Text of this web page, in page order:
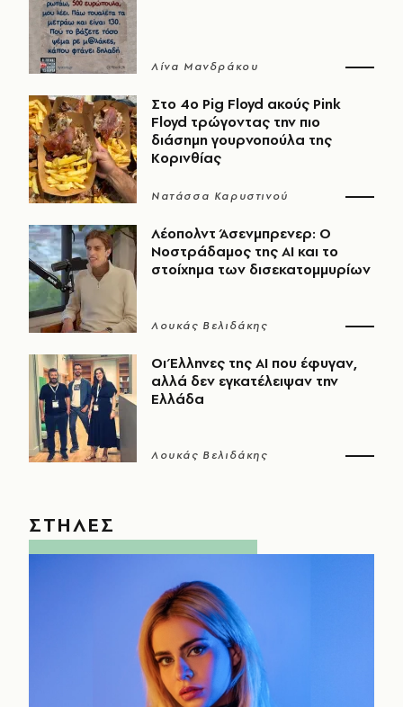
Λίνα Μανδράκου
Στο 4ο Pig Floyd ακούς Pink
Floyd τρώγοντας την πιο
διάσημη γουρνοπούλα της
Κορινθίας
Νατάσσα Καρυστινού
Λέοπολντ Άσενμπρενερ: Ο
Νοστράδαμος της AI και το
στοίχημα των δισεκατομμυρίων
Λουκάς Βελιδάκης
Οι Έλληνες της ΑΙ που έφυγαν,
αλλά δεν εγκατέλειψαν την
Ελλάδα
Λουκάς Βελιδάκης
ΣΤΗΛΕΣ